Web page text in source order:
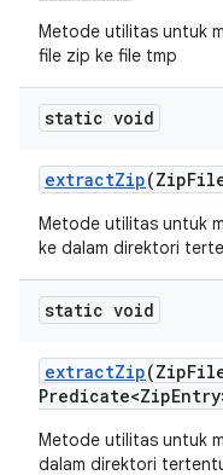
Metode utilitas untuk
file zip ke file tmp
static void
extractZip(Zip
Metode utilitas untuk
ke dalam direktori
static void
extractZip(Zip
Predicate<Zip
Metode utilitas untuk
dalam direktori